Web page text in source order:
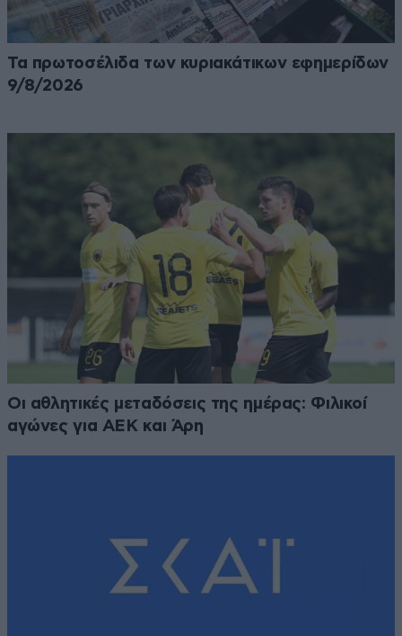
Τα πρωτοσέλιδα των κυριακάτικων εφημερίδων
9/8/2026
Οι αθλητικές μεταδόσεις της ημέρας: Φιλικοί
αγώνες για ΑΕΚ και Άρη